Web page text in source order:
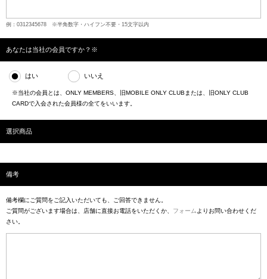
例：0312345678 ※半角数字・ハイフン不要・15文字以内
あなたは当社の会員ですか？※
はい いいえ
※当社の会員とは、ONLY MEMBERS、旧MOBILE ONLY CLUBまたは、旧ONLY CLUB
CARDで入会された会員様の全てをいいます。
選択商品
備考
備考欄にご質問をご記入いただいても、ご回答できません。
ご質問がございます場合は、店舗に直接お電話をいただくか、 フォーム よりお問い合わせくだ
さい。